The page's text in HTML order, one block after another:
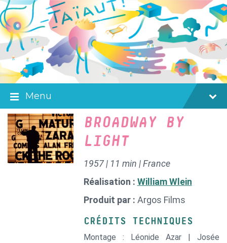
Skip
to
content
Skip
to
main
navigation
Skip
to
footer
Menu
BROADWAY BY
LIGHT
1957 | 11 min | France
Réalisation : William Wlein
Produit par : Argos Films
CRÉDITS TECHNIQUES
Montage : Léonide Azar | Josée